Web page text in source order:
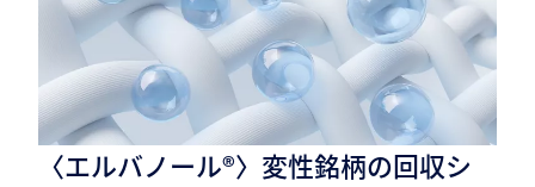
〈エルバノール®〉変性銘柄の回収シ